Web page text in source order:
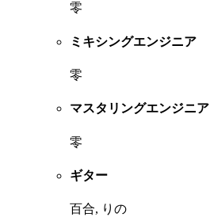
零
ミキシングエンジニア
零
マスタリングエンジニア
零
ギター
百合, りの